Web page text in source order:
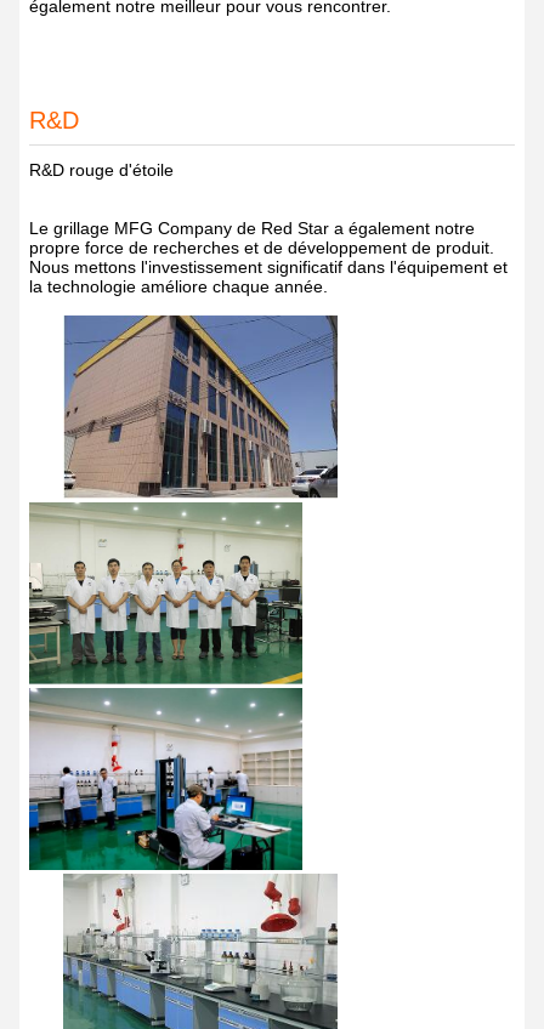
également notre meilleur pour vous rencontrer.
R&D
R&D rouge d'étoile
Le grillage MFG Company de Red Star a également notre
propre force de recherches et de développement de produit.
Nous mettons l'investissement significatif dans l'équipement et
la technologie améliore chaque année.